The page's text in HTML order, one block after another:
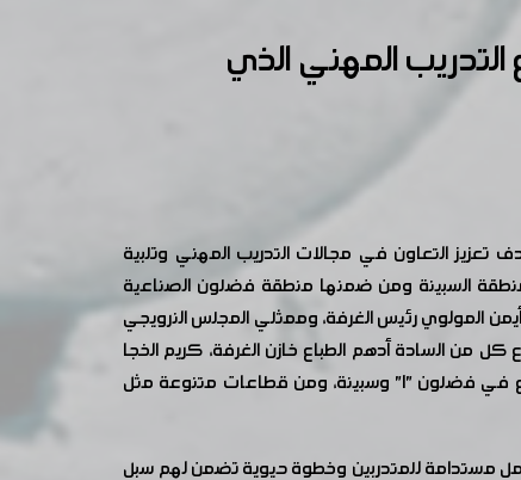
المهني الذي
التعاون في مجالات التدريب المهني وتلبية
السبينة ومن ضمنها منطقة فضلون الصناعية
"1" اجتماعاً مثمراً بحضور المهندس محمد أيمن المولوي رئيس الغرفة، وممثلي المجلس النرويجي
السادة أدهم الطباع خازن الغرفة، كريم الخجا
عضو مكتب الغرفة، نور الدين سمحا، أنس طرابلسي، د. محمد رضوان عابدين أعضاء مجلس إدارة الغرفة، وعدد من أصحاب المصانع في فضلون "1" وسبينة، ومن قطاعات متنوعة مثل
مستدامة للمتدربين وخطوة حيوية تضمن لهم سبل